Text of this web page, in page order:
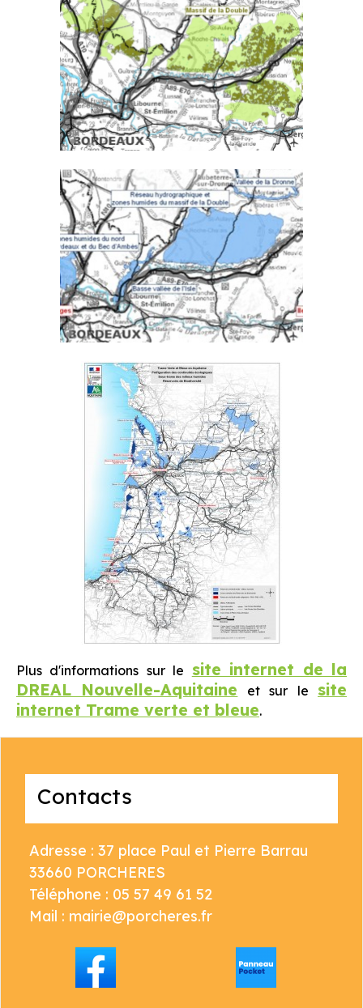
Plus d'informations sur le site internet de la
DREAL Nouvelle-Aquitaine et sur le site
internet Trame verte et bleue.
Contacts
Adresse : 37 place Paul et Pierre Barrau
33660 PORCHERES
Téléphone : 05 57 49 61 52
Mail : mairie@porcheres.fr